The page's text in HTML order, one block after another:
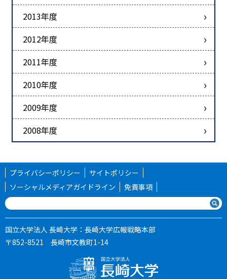
2013年度
2012年度
2011年度
2010年度
2009年度
2008年度
プライバシーポリシー
サイトポリシー
ソーシャルメディアガイドライン
免責事項
国立大学法人 長崎大学：長崎大学広報戦略本部
〒852-8521 長崎市文教町1-14